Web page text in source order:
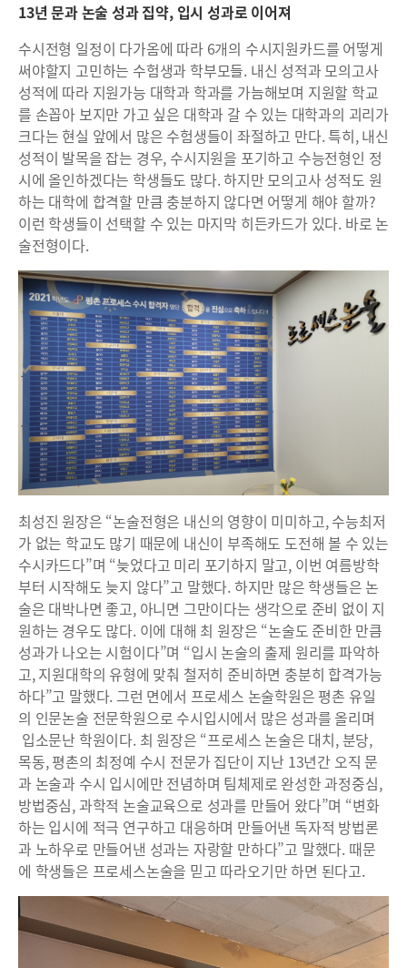
13년 문과 논술 성과 집약, 입시 성과로 이어져
수시전형 일정이 다가옴에 따라 6개의 수시지원카드를 어떻게
써야할지 고민하는 수험생과 학부모들. 내신 성적과 모의고사
성적에 따라 지원가능 대학과 학과를 가늠해보며 지원할 학교
를 손꼽아 보지만 가고 싶은 대학과 갈 수 있는 대학과의 괴리가
크다는 현실 앞에서 많은 수험생들이 좌절하고 만다. 특히, 내신
성적이 발목을 잡는 경우, 수시지원을 포기하고 수능전형인 정
시에 올인하겠다는 학생들도 많다. 하지만 모의고사 성적도 원
하는 대학에 합격할 만큼 충분하지 않다면 어떻게 해야 할까?
이런 학생들이 선택할 수 있는 마지막 히든카드가 있다. 바로 논
술전형이다.
최성진 원장은 “논술전형은 내신의 영향이 미미하고, 수능최저
가 없는 학교도 많기 때문에 내신이 부족해도 도전해 볼 수 있는
수시카드다”며 “늦었다고 미리 포기하지 말고, 이번 여름방학
부터 시작해도 늦지 않다”고 말했다. 하지만 많은 학생들은 논
술은 대박나면 좋고, 아니면 그만이다는 생각으로 준비 없이 지
원하는 경우도 많다. 이에 대해 최 원장은 “논술도 준비한 만큼
성과가 나오는 시험이다”며 “입시 논술의 출제 원리를 파악하
고, 지원대학의 유형에 맞춰 철저히 준비하면 충분히 합격가능
하다”고 말했다. 그런 면에서 프로세스 논술학원은 평촌 유일
의 인문논술 전문학원으로 수시입시에서 많은 성과를 올리며
입소문난 학원이다. 최 원장은 “프로세스 논술은 대치, 분당,
목동, 평촌의 최정예 수시 전문가 집단이 지난 13년간 오직 문
과 논술과 수시 입시에만 전념하며 팀체제로 완성한 과정중심,
방법중심, 과학적 논술교육으로 성과를 만들어 왔다”며 “변화
하는 입시에 적극 연구하고 대응하며 만들어낸 독자적 방법론
과 노하우로 만들어낸 성과는 자랑할 만하다”고 말했다. 때문
에 학생들은 프로세스논술을 믿고 따라오기만 하면 된다고.